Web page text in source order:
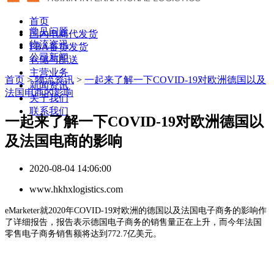
首页
国内电商代发货
FBA备货发货
仓储与配送
主营业务
新闻资讯
关于我们
联系我们
常见问题
物流资讯
公司新闻
首页 >物流资讯 > 一起来了解一下COVID-19对欧洲德国以及
法国电商的影响
一起来了解一下COVID-19对欧洲德国以
及法国电商的影响
2020-08-04 14:06:00
www.hkhxlogistics.com
eMarketer就2020年COVID-19对欧洲的德国以及法国电子商务的影响作
了详细报告，报告表示德国电子商务的销售量正在上升，而今年法国
零售电子商务销售额将达到772.7亿美元。